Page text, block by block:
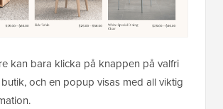
kan bara klicka på knappen på valfri
och en popup visas med all viktig